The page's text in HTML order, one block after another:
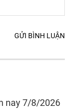
GỬI BÌNH LUẬN
nay 7/8/2026